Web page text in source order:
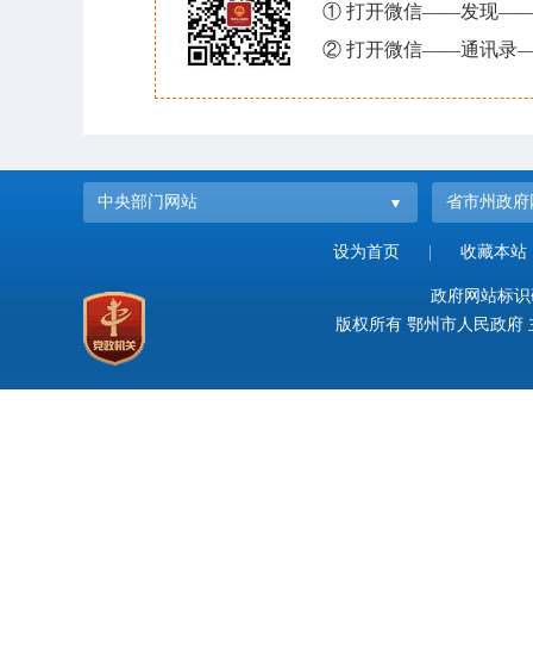
① 打开微信——发现——
② 打开微信——通讯录
中央部门网站 省市州政府
设为首页 收藏本站
政府网站标
版权所有 鄂州市人民政府